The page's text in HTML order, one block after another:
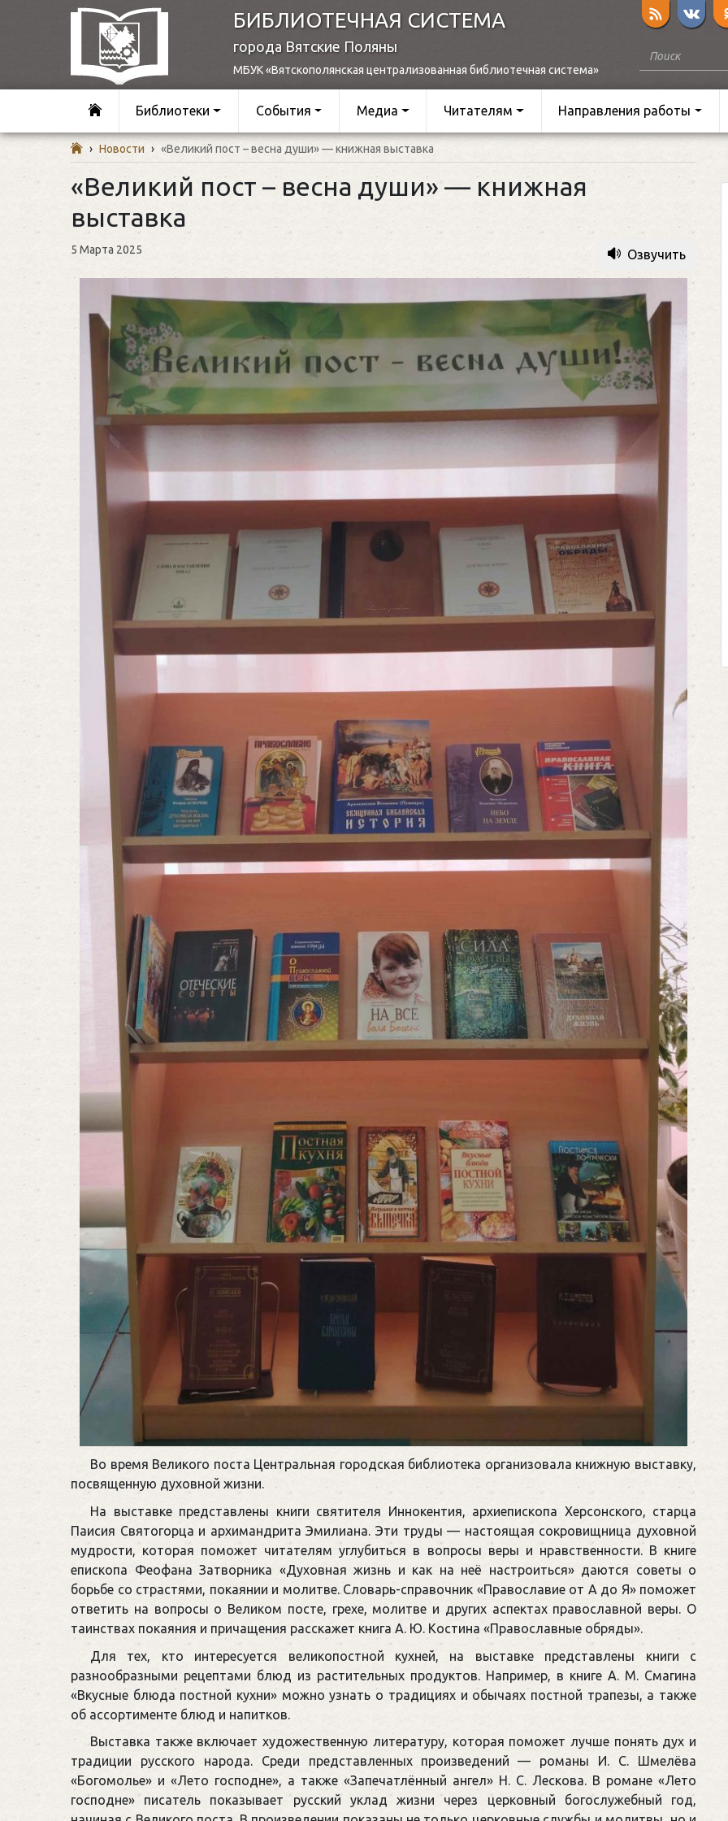
БИБЛИОТЕЧНАЯ СИСТЕМА
города Вятские Поляны
МБУК «Вятскополянская централизованная библиотечная система»
Библиотеки События Медиа Читателям Направления работы
› Новости › «Великий пост – весна души» — книжная выставка
«Великий пост – весна души» — книжная
выставка
5 Марта 2025 Озвучить
Во время Великого поста Центральная городская библиотека организовала книжную выставку,
посвященную духовной жизни.
На выставке представлены книги святителя Иннокентия, архиепископа Херсонского, старца
Паисия Святогорца и архимандрита Эмилиана. Эти труды — настоящая сокровищница духовной
мудрости, которая поможет читателям углубиться в вопросы веры и нравственности. В книге
епископа Феофана Затворника «Духовная жизнь и как на неё настроиться» даются советы о
борьбе со страстями, покаянии и молитве. Словарь-справочник «Православие от А до Я» поможет
ответить на вопросы о Великом посте, грехе, молитве и других аспектах православной веры. О
таинствах покаяния и причащения расскажет книга А. Ю. Костина «Православные обряды».
Для тех, кто интересуется великопостной кухней, на выставке представлены книги с
разнообразными рецептами блюд из растительных продуктов. Например, в книге А. М. Смагина
«Вкусные блюда постной кухни» можно узнать о традициях и обычаях постной трапезы, а также
об ассортименте блюд и напитков.
Выставка также включает художественную литературу, которая поможет лучше понять дух и
традиции русского народа. Среди представленных произведений — романы И. С. Шмелёва
«Богомолье» и «Лето господне», а также «Запечатлённый ангел» Н. С. Лескова. В романе «Лето
господне» писатель показывает русский уклад жизни через церковный богослужебный год,